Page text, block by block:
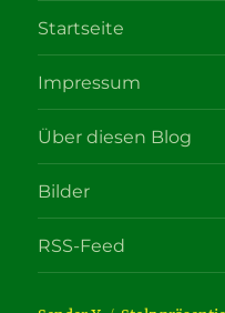
Startseite
Impressum
Über diesen Blog
Bilder
RSS-Feed